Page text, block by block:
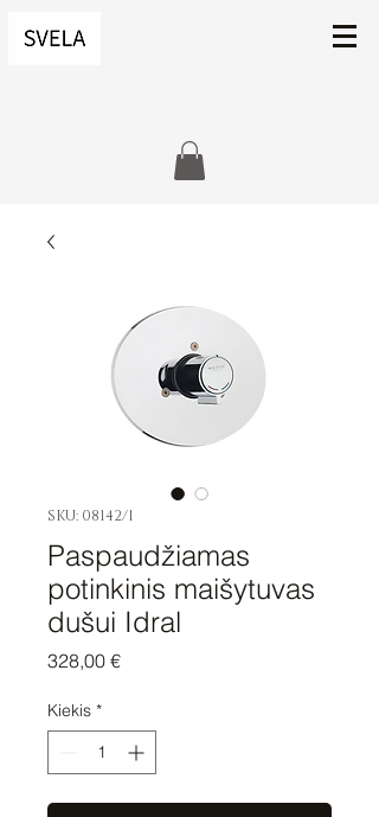
SKU: 08142/1
Paspaudžiamas
potinkinis maišytuvas
dušui Idral
328,00 €Price
Kiekis *